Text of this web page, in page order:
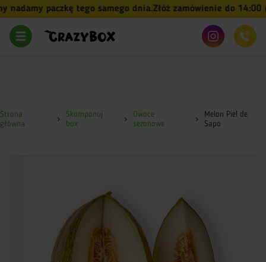
paczkę tego samego dnia.Złóż zamówienie do 14:00
Strona
główna
Skomponuj
box
Owoce
sezonowe
Melon Piel de
Sapo